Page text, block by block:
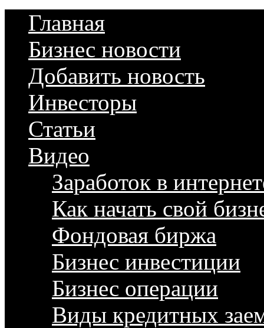
Главная
Бизнес новости
Добавить новость
Инвесторы
Статьи
Видео
Заработок в
Как начать свой
Фондовая биржа
Бизнес инвестиции
Бизнес операции
Виды кредитных